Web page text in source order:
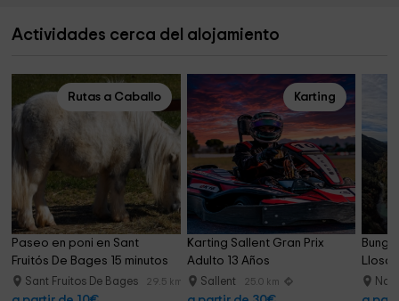
Actividades cerca del alojamiento
Rutas a Caballo
Paseo en poni en Sant
Fruitós De Bages 15 minutos
Sant Fruitos De Bages 29.5 km
Karting
Karting Sallent Gran Prix
Adulto 13 Años
Sallent 25.0 km
Llosa